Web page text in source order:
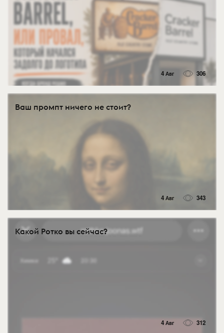
4 Авг 306
Ваш промпт ничего не стоит?
4 Авг 343
Какой Ротко вы сейчас?
4 Авг 312